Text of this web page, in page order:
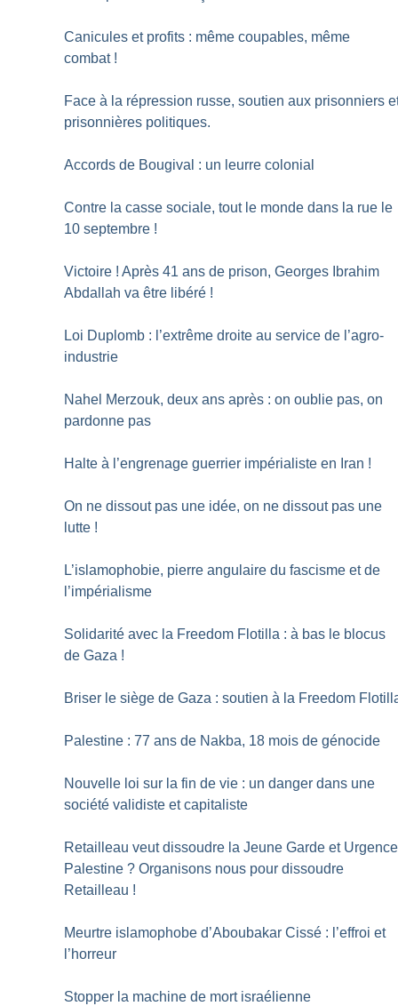
Canicules et profits : même coupables, même
combat !
Face à la répression russe, soutien aux prisonniers
prisonnières politiques.
Accords de Bougival : un leurre colonial
Contre la casse sociale, tout le monde dans la rue le
10 septembre !
Victoire ! Après 41 ans de prison, Georges Ibrahim
Abdallah va être libéré !
Loi Duplomb : l’extrême droite au service de l’agro-
industrie
Nahel Merzouk, deux ans après : on oublie pas, on
pardonne pas
Halte à l’engrenage guerrier impérialiste en Iran !
On ne dissout pas une idée, on ne dissout pas une
lutte !
L’islamophobie, pierre angulaire du fascisme et de
l’impérialisme
Solidarité avec la Freedom Flotilla : à bas le blocus
de Gaza !
Briser le siège de Gaza : soutien à la Freedom
Palestine : 77 ans de Nakba, 18 mois de génocide
Nouvelle loi sur la fin de vie : un danger dans une
société validiste et capitaliste
Retailleau veut dissoudre la Jeune Garde et Urgence
Palestine ? Organisons nous pour dissoudre
Retailleau !
Meurtre islamophobe d’Aboubakar Cissé : l’effroi et
l’horreur
Stopper la machine de mort israélienne